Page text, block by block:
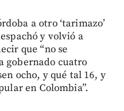
a otro ‘tarimazo’
y volvió a
que “no se
gobernado cuatro
ocho, y qué tal 16, y
en Colombia”.